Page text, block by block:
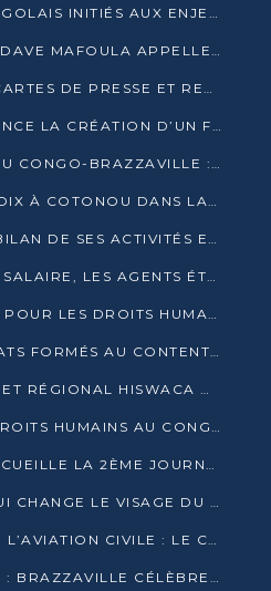
LES JOURNALISTES CONGOLAIS INITIÉS AUX ENJEUX DE L’ÉCONOMIE BLEUE
PRÉSIDENTIELLE 2026 : DAVE MAFOULA APPELLE LES CONGOLAIS À UN « NOUVEAU DÉPART »
LE CSLC RELANCE LES CARTES DE PRESSE ET RECONNAÎT OFFICIELLEMENT LES MÉDIAS EN LIGNE
MÉDIAS : LE CSLC ANNONCE LA CRÉATION D’UN FONDS D’APPUI À LA PRESSE
PRESIDENTIELLE 2026 AU CONGO-BRAZZAVILLE : UN CASTING ÉLARGI
LE CONGO PORTE SA VOIX À COTONOU DANS LA LUTTE CONTRE LA TUBERCULOSE
LA SOPRIM DRESSE LE BILAN DE SES ACTIVITÉS ET FIXE DE NOUVELLES PRIORITÉS
DGMRFE : 16 MOIS SANS SALAIRE, LES AGENTS ÉTOUFFENT DANS LE SILENCE
LE SLAM ÉLÈVE LA VOIX POUR LES DROITS HUMAINS À BRAZZAVILLE
JUSTICE : DES MAGISTRATS FORMÉS AU CONTENTIEUX DE LA PROPRIÉTÉ INTELLECTUELLE
STATISTIQUES : LE PROJET RÉGIONAL HISWACA OFFICIELLEMENT LANCÉ AU CONGO
4182 VIOLATIONS DES DROITS HUMAINS AU CONGO EN 2025 SELON LE CAD
PNLS : BRAZZAVILLE ACCUEILLE LA 2ÈME JOURNÉE SCIENTIFIQUE SUR LE VIH/SIDA
PESTY KANGA, L’OPV QUI CHANGE LE VISAGE DU REPORTAGE AU CONGO
JOURNÉE MONDIALE DE L’AVIATION CIVILE : LE CONGO MISE SUR L’INNOVATION ET LA SÉCURITÉ
BILILI BD FESTIVAL 2025 : BRAZZAVILLE CÉLÈBRE DIX ANS DE CRÉATION GRAPHIQUE AFRICAINE